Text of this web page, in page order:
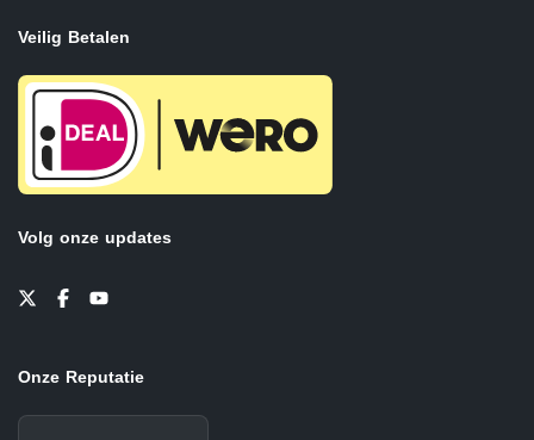
Veilig Betalen
Volg onze updates
Onze Reputatie